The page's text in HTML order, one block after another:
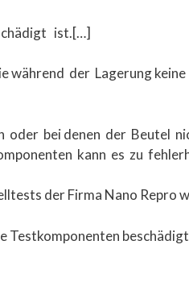
ist.[…]
der Lagerung
oder bei denen der Beutel
kann es zu
der Firma Nano Repro
Testkomponenten beschädigt